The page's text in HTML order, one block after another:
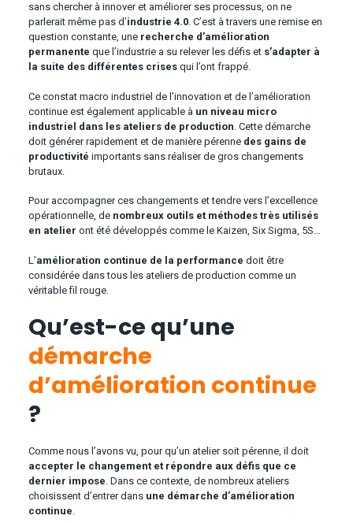
sans chercher à innover et améliorer ses processus, on ne
parlerait même pas d’industrie 4.0. C’est à travers une remise en
question constante, une recherche d’amélioration
permanente que l’industrie a su relever les défis et s’adapter à
la suite des différentes crisesqui l’ont frappé.
Ce constat macro industriel de l’innovation et de l’amélioration
continue est également applicable à un niveau micro
industriel dans les ateliers de production . Cette démarche
doit générer rapidement et de manière pérenne des gains de
productivité importants sans réaliser de gros changements
brutaux.
Pour accompagner ces changements et tendre vers l’excellence
opérationnelle, de nombreux outils et méthodes très utilisés
en atelier ont été développés comme le Kaizen, Six Sigma, 5S…
L’amélioration continue de la performance doit être
considérée dans tous les ateliers de production comme un
véritable fil rouge.
Qu’est-ce qu’une
démarche
d’amélioration continue
?
Comme nous l’avons vu, pour qu’un atelier soit pérenne, il doit
accepter le changement et répondre aux défis que ce
dernier impose. Dans ce contexte, de nombreux ateliers
choisissent d’entrer dans une démarche d’amélioration
continue.